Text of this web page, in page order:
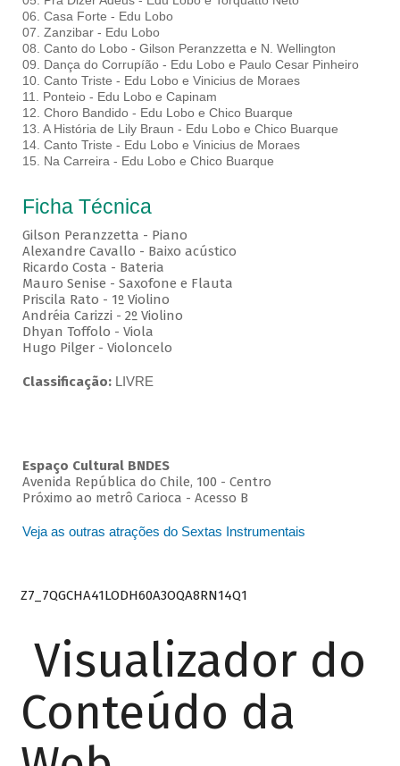
06. Casa Forte - Edu Lobo
07. Zanzibar - Edu Lobo
08. Canto do Lobo - Gilson Peranzzetta e N. Wellington
09. Dança do Corrupíão - Edu Lobo e Paulo Cesar Pinheiro
10. Canto Triste - Edu Lobo e Vinicius de Moraes
11. Ponteio - Edu Lobo e Capinam
12. Choro Bandido - Edu Lobo e Chico Buarque
13. A História de Lily Braun - Edu Lobo e Chico Buarque
14. Canto Triste - Edu Lobo e Vinicius de Moraes
15. Na Carreira - Edu Lobo e Chico Buarque
Ficha Técnica
Gilson Peranzzetta - Piano
Alexandre Cavallo - Baixo acústico
Ricardo Costa - Bateria
Mauro Senise - Saxofone e Flauta
Priscila Rato - 1º Violino
Andréia Carizzi - 2º Violino
Dhyan Toffolo - Viola
Hugo Pilger - Violoncelo
Classificação: LIVRE
Espaço Cultural BNDES
Avenida República do Chile, 100 - Centro
Próximo ao metrô Carioca - Acesso B
Veja as outras atrações do Sextas Instrumentais
Z7_7QGCHA41LODH60A3OQA8RN14Q1
Visualizador do
Conteúdo da